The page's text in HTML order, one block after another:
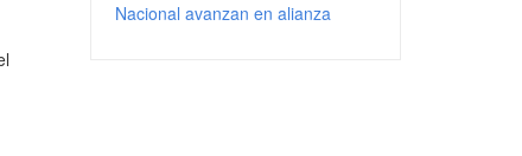
Nacional avanzan en alianza